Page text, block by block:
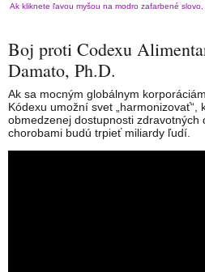
Ak kliknete ľavou myšou na modro zafarbené
Boj proti Codexu
Damato, Ph.D.
Ak sa mocným globálnym
Kódexu umožní svet „harmonizovať“,
obmedzenej dostupnosti
chorobami budú trpieť miliardy ľudí.